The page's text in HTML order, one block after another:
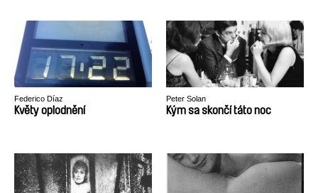
Federico Díaz
Květy oplodnění
Peter Solan
Kým sa skončí táto noc